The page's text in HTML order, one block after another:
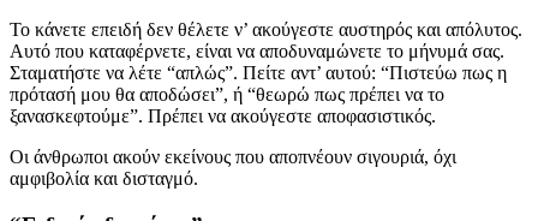
Το κάνετε επειδή δεν θέλετε ν’ ακούγεστε αυστηρός και απόλυτος.
Αυτό που καταφέρνετε, είναι να αποδυναμώνετε το μήνυμά σας.
Σταματήστε να λέτε “απλώς”. Πείτε αντ’ αυτού: “Πιστεύω πως η
πρότασή μου θα αποδώσει”, ή “θεωρώ πως πρέπει να το
ξανασκεφτούμε”. Πρέπει να ακούγεστε αποφασιστικός.
Οι άνθρωποι ακούν εκείνους που αποπνέουν σιγουριά, όχι
αμφιβολία και δισταγμό.